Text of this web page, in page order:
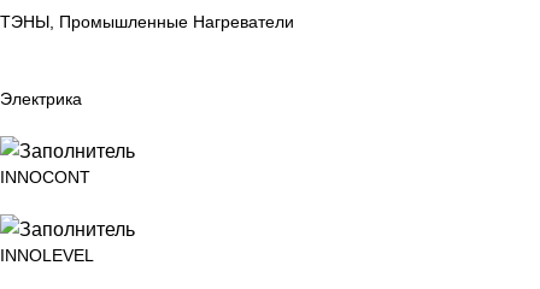
ТЭНЫ, Промышленные Нагреватели
Электрика
INNOCONT
INNOLEVEL